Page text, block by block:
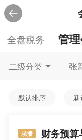
全盘税务 管
二级分类 张
默认排序 新
录播 财务预算